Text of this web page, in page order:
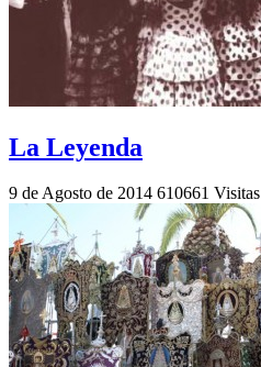
La Leyenda
9 de Agosto de 2014 610661 Visitas